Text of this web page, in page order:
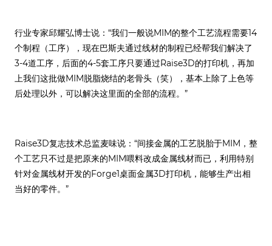
行业专家邱耀弘博士说：“我们一般说MIM的整个工艺流程需要14
个制程（工序），现在巴斯夫通过线材的制程已经帮我们解决了
3-4道工序，后面的4-5套工序只要通过Raise3D的打印机，再加
上我们这批做MIM脱脂烧结的老骨头（笑），基本上除了上色等
后处理以外，可以解决这里面的全部的流程。”
Raise3D复志技术总监麦味说：“间接金属的工艺脱胎于MIM，整
个工艺只不过是把原来的MIM喂料改成金属线材而已，利用特别
针对金属线材开发的Forge1桌面金属3D打印机，能够生产出相
当好的零件。”